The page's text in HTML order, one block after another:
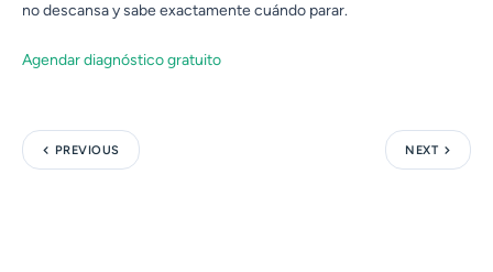
no descansa y sabe exactamente cuándo parar.
Agendar diagnóstico gratuito
PREVIOUS NEXT